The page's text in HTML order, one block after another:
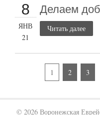
8
ЯНВ
21
Делаем
Читать далее
1 2 3
© 2026 Воронежская